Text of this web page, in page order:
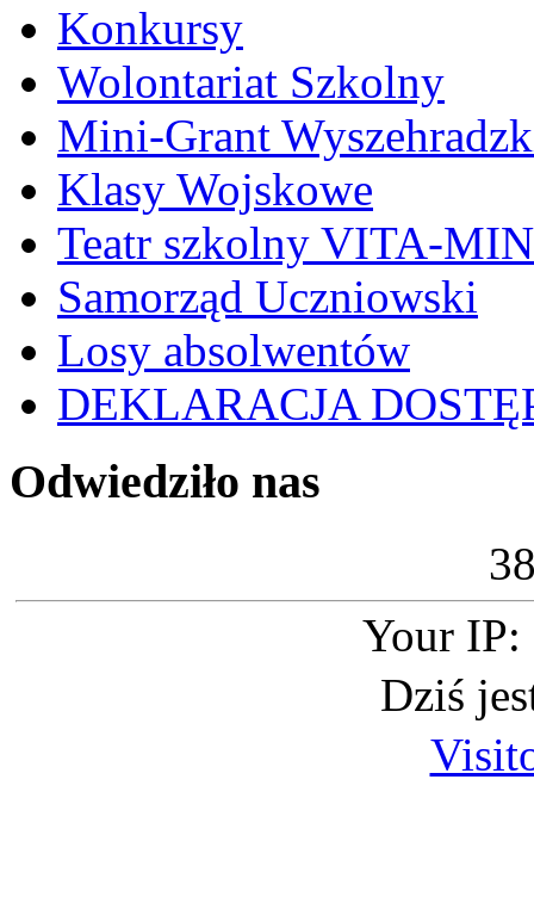
Konkursy
Wolontariat Szkolny
Mini-Grant
Klasy Wojskowe
Teatr szkolny VITA-
Samorząd Uczniowski
Losy absolwentów
DEKLARACJA
Odwiedziło nas
3
Your IP:
Dziś